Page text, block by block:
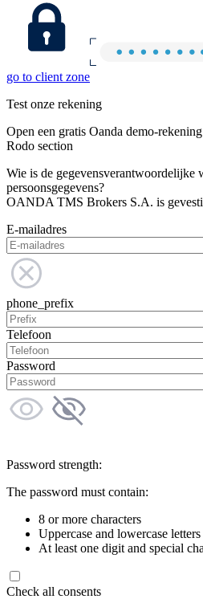
go to client zone
Test onze rekening
Open een gratis Oanda demo-rekening
Rodo section
Wie is de gegevensverantwoordelijke
persoonsgegevens?
OANDA TMS Brokers S.A. is
E-mailadres
phone_prefix
Telefoon
Password
Password strength:
The password must contain:
8 or more characters
Uppercase and lowercase letters
At least one digit and special
Check all consents